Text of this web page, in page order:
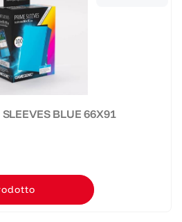
BLUE 66X91